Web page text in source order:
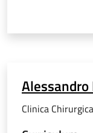
Alessandro
Clinica Chirurgica